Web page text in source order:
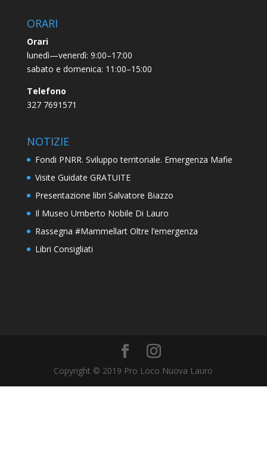
ORARI
Orari
lunedì—venerdì: 9:00–17:00
sabato e domenica: 11:00–15:00
Telefono
327 7691571
NOTIZIE
Fondi PNRR. Sviluppo territoriale. Emergenza Mafie
Visite Guidate GRATUITE
Presentazione libri Salvatore Biazzo
Il Museo Umberto Nobile Di Lauro
Rassegna #Mammellart Oltre l’emergenza
Libri Consigliati
Copyright © 2019 Pro Loco Nuova Lauro